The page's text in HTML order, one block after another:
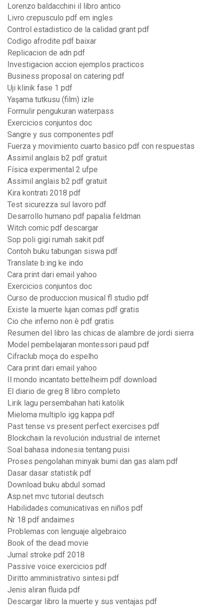
Lorenzo baldacchini il libro antico
Livro crepusculo pdf em ingles
Control estadistico de la calidad grant pdf
Codigo afrodite pdf baixar
Replicacion de adn pdf
Investigacion accion ejemplos practicos
Business proposal on catering pdf
Uji klinik fase 1 pdf
Yaşama tutkusu (film) izle
Formulir pengukuran waterpass
Exercicios conjuntos doc
Sangre y sus componentes pdf
Fuerza y movimiento cuarto basico pdf con respuestas
Assimil anglais b2 pdf gratuit
Física experimental 2 ufpe
Assimil anglais b2 pdf gratuit
Kira kontratı 2018 pdf
Test sicurezza sul lavoro pdf
Desarrollo humano pdf papalia feldman
Witch comic pdf descargar
Sop poli gigi rumah sakit pdf
Contoh buku tabungan siswa pdf
Translate b.ing ke indo
Cara print dari email yahoo
Exercicios conjuntos doc
Curso de produccion musical fl studio pdf
Existe la muerte lujan comas pdf gratis
Cio che inferno non è pdf gratis
Resumen del libro las chicas de alambre de jordi sierra
Model pembelajaran montessori paud pdf
Cifraclub moça do espelho
Cara print dari email yahoo
Il mondo incantato bettelheim pdf download
El diario de greg 8 libro completo
Lirik lagu persembahan hati katolik
Mieloma multiplo igg kappa pdf
Past tense vs present perfect exercises pdf
Blockchain la revolución industrial de internet
Soal bahasa indonesia tentang puisi
Proses pengolahan minyak bumi dan gas alam pdf
Dasar dasar statistik pdf
Download buku abdul somad
Asp.net mvc tutorial deutsch
Habilidades comunicativas en niños pdf
Nr 18 pdf andaimes
Problemas con lenguaje algebraico
Book of the dead movie
Jurnal stroke pdf 2018
Passive voice exercicios pdf
Diritto amministrativo sintesi pdf
Jenis aliran fluida pdf
Descargar libro la muerte y sus ventajas pdf